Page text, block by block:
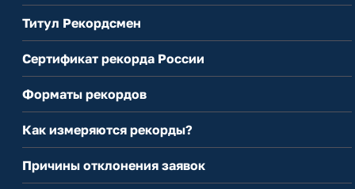
Титул Рекордсмен
Сертификат рекорда России
Форматы рекордов
Как измеряются рекорды?
Причины отклонения заявок